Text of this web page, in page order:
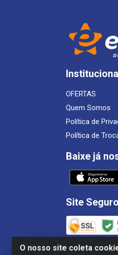
O nosso site coleta
OFERTAS
Quem Somos
Política de
Política de
Baixe já
Site Seguro